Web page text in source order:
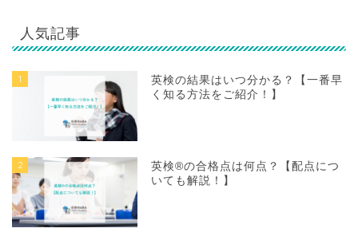
人気記事
1
英検の結果はいつ分かる？【一番早
く知る方法をご紹介！】
2
英検®の合格点は何点？【配点につ
いても解説！】